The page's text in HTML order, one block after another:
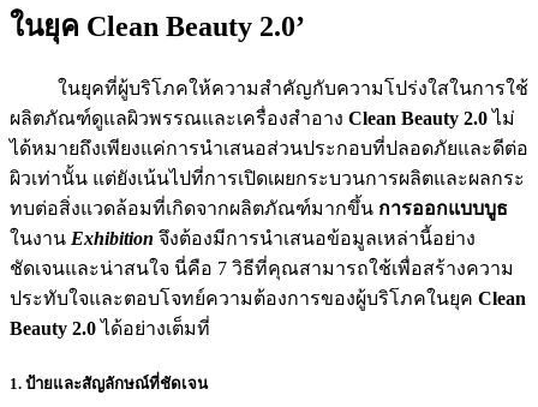
ในยุค Clean Beauty 2.0’
ในยุคที่ผู้บริโภคให้ความสำคัญกับความโปร่งใสในการใช้
ผลิตภัณฑ์ดูแลผิวพรรณและเครื่องสำอาง Clean Beauty 2.0ไม่
ได้หมายถึงเพียงแค่การนำเสนอส่วนประกอบที่ปลอดภัยและดีต่อ
ผิวเท่านั้น แต่ยังเน้นไปที่การเปิดเผยกระบวนการผลิตและผลกระ
ทบต่อสิ่งแวดล้อมที่เกิดจากผลิตภัณฑ์มากขึ้น การออกแบบบูธ
ในงาน Exhibition จึงต้องมีการนำเสนอข้อมูลเหล่านี้อย่าง
ชัดเจนและน่าสนใจ นี่คือ 7 วิธีที่คุณสามารถใช้เพื่อสร้างความ
ประทับใจและตอบโจทย์ความต้องการของผู้บริโภคในยุค Clean
Beauty 2.0ได้อย่างเต็มที่
1. ป้ายและสัญลักษณ์ที่ชัดเจน